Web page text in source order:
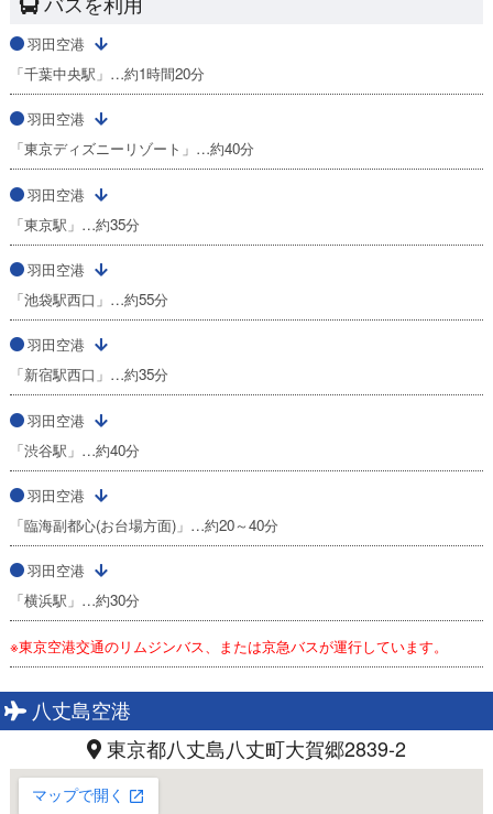
羽田空港
「千葉中央駅」…約1時間20分
羽田空港
「東京ディズニーリゾート」…約40分
羽田空港
「東京駅」…約35分
羽田空港
「池袋駅西口」…約55分
羽田空港
「新宿駅西口」…約35分
羽田空港
「渋谷駅」…約40分
羽田空港
「臨海副都心(お台場方面)」…約20～40分
羽田空港
「横浜駅」…約30分
※東京空港交通のリムジンバス、または京急バスが運行しています。
八丈島空港
東京都八丈島八丈町大賀郷2839-2